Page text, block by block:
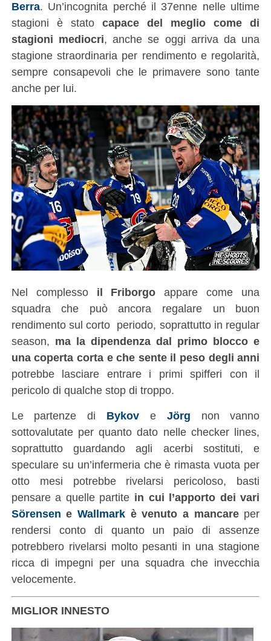
Berra. Un’incognita perché il 37enne nelle ultime
stagioni è stato capace del meglio come di
stagioni mediocri, anche se oggi arriva da una
stagione straordinaria per rendimento e regolarità,
sempre consapevoli che le primavere sono tante
anche per lui.
Nel complesso il Friborgo appare come una
squadra che può ancora regalare un buon
rendimento sul corto periodo, soprattutto in regular
season, ma la dipendenza dal primo blocco e
una coperta corta e che sente il peso degli anni
potrebbe lasciare entrare i primi spifferi con il
pericolo di qualche stop di troppo.
Le partenze di Bykov e Jörg non vanno
sottovalutate per quanto dato nelle checker lines,
soprattutto guardando agli acerbi sostituti, e
speculare su un’infermeria che è rimasta vuota per
otto mesi potrebbe rivelarsi pericoloso, basti
pensare a quelle partite in cui l’apporto dei vari
Sörensen e Wallmark è venuto a mancareper
rendersi conto di quanto un paio di assenze
potrebbero rivelarsi molto pesanti in una stagione
ricca di impegni per una squadra che invecchia
velocemente.
MIGLIOR INNESTO